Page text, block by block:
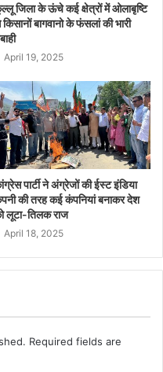
जिला के ऊंचे कई क्षेत्रों में ओलाबृष्टि
बागवानो के फंसलां की भारी
April 19, 2025
पार्टी ने अंग्रेजों की ईस्ट इंडिया
की तरह कई कंपनियां बनाकर देश
लूटा-तिलक राज
April 18, 2025
Required fields are